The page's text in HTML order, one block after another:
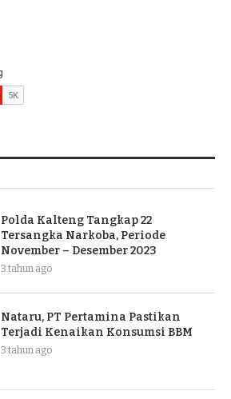
Polda Kalteng Tangkap 22
Tersangka Narkoba, Periode
November – Desember 2023
3 tahun ago
Nataru, PT Pertamina Pastikan
Terjadi Kenaikan Konsumsi BBM
3 tahun ago